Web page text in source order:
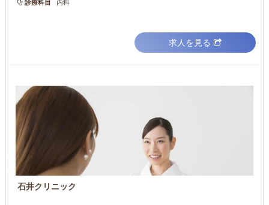
診療科目 内科
求人を見る
石井クリニック